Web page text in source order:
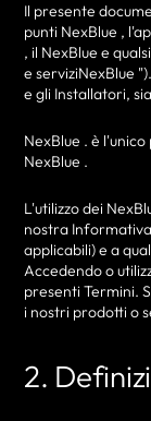
Il presente
punti NexBlue ,
, il NexBlue e
e serviziNexBlue
e gli Installatori,
NexBlue . è
NexBlue .
L'utilizzo dei
nostra
applicabili) e a
Accedendo o
presenti Termini.
i nostri prodotti o
2.